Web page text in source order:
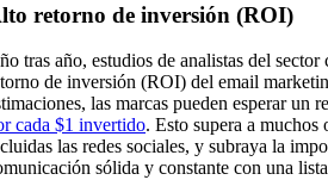
retorno de inversión (ROI)
tras año, estudios de analistas del
de inversión (ROI) del email
las marcas pueden esperar un
cada $1 invertido. Esto supera a muchos
las redes sociales, y subraya la
sólida y constante con una